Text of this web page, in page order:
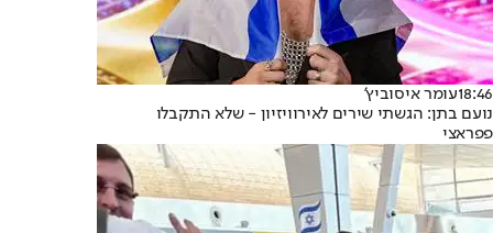
18:46עומר איסוביץ'
נועם בתן: הגשתי שירים לאירוויזיון - שלא התקבלו
פפראצי